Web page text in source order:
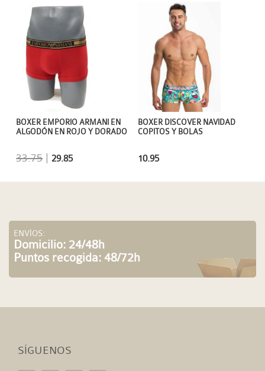
BOXER DISCOVER NAVIDAD
COPITOS Y BOLAS
10.95
BOXER EMPORIO ARMANI EN
ALGODÓN EN ROJO Y DORADO
33.75 |29.85
ENVÍOS:
Domicilio: 24/48h
Puntos recogida: 48/72h
SÍGUENOS